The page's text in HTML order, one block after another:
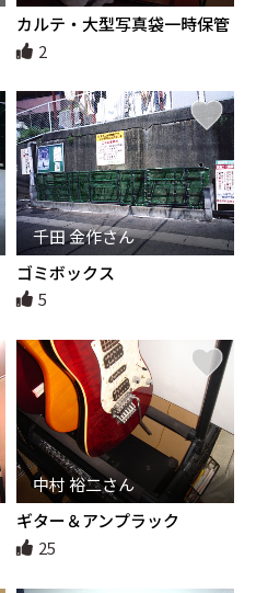
カルテ・大型写真袋一時保管
カート
2
千田 金作さん
ゴミボックス
5
中村 裕二さん
ギター＆アンプラック
25